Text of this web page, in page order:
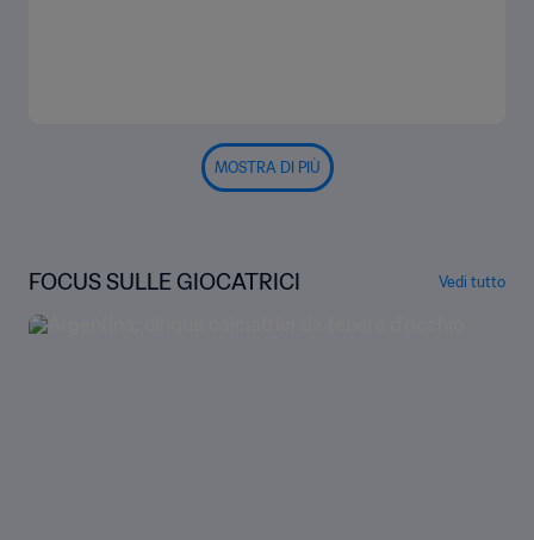
MOSTRA DI PIÙ
FOCUS SULLE GIOCATRICI Vedi tutto